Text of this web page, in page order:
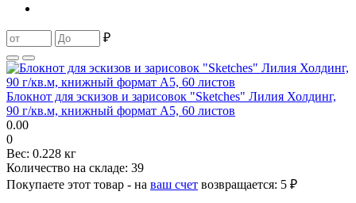
₽
Блокнот для эскизов и зарисовок "Sketches" Лилия Холдинг,
90 г/кв.м, книжный формат А5, 60 листов
0.00
0
Вес: 0.228 кг
Количество на складе: 39
Покупаете этот товар - на ваш счет возвращается: 5 ₽